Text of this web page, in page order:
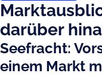
darüber
Seefracht:
einem Markt